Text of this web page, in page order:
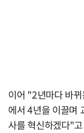
이어 "2년마다 바
에서 4년을 이끌며
사를 혁신하겠다"